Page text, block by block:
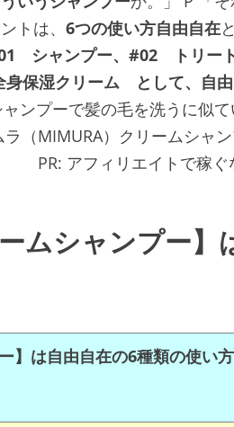
トは、 6つの使い方自由自在
シャンプー、#02 トリー
湿クリーム として、自由
ンプーで髪の毛を洗うに似
（MIMURA）クリームシャ
PR: アフィリエイトで稼
ムシャンプー】
】は自由自在の6種類の使い